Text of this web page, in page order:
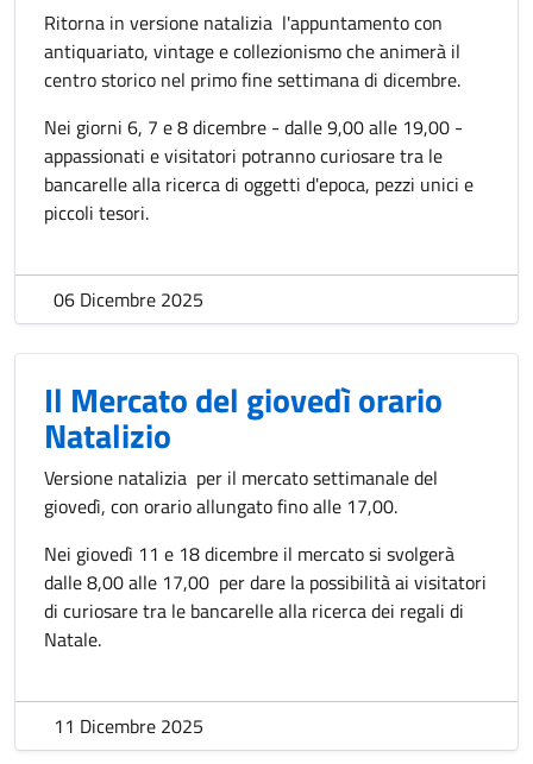
Ritorna in versione natalizia l'appuntamento con
antiquariato, vintage e collezionismo che animerà il
centro storico nel primo fine settimana di dicembre.
Nei giorni 6, 7 e 8 dicembre - dalle 9,00 alle 19,00 -
appassionati e visitatori potranno curiosare tra le
bancarelle alla ricerca di oggetti d'epoca, pezzi unici e
piccoli tesori.
06 Dicembre 2025
Il Mercato del giovedì orario
Natalizio
Versione natalizia per il mercato settimanale del
giovedì, con orario allungato fino alle 17,00.
Nei giovedì 11 e 18 dicembre il mercato si svolgerà
dalle 8,00 alle 17,00 per dare la possibilità ai visitatori
di curiosare tra le bancarelle alla ricerca dei regali di
Natale.
11 Dicembre 2025